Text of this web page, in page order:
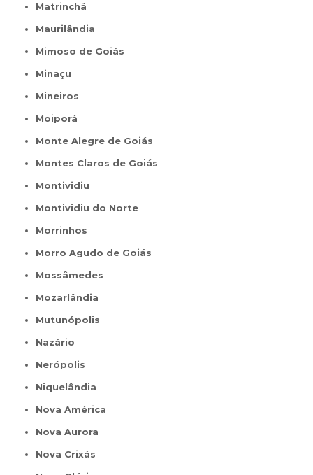
Matrinchã
Maurilândia
Mimoso de Goiás
Minaçu
Mineiros
Moiporá
Monte Alegre de Goiás
Montes Claros de Goiás
Montividiu
Montividiu do Norte
Morrinhos
Morro Agudo de Goiás
Mossâmedes
Mozarlândia
Mutunópolis
Nazário
Nerópolis
Niquelândia
Nova América
Nova Aurora
Nova Crixás